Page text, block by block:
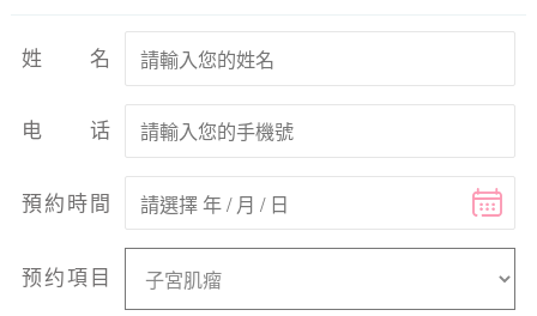
姓名
电话
預約時間
预约項目